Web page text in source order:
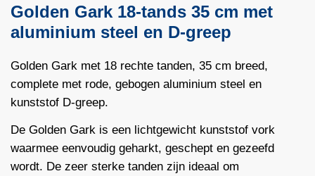
Golden Gark 18-tands 35 cm met
aluminium steel en D-greep
Golden Gark met 18 rechte tanden, 35 cm breed,
complete met rode, gebogen aluminium steel en
kunststof D-greep.
De Golden Gark is een lichtgewicht kunststof vork
waarmee eenvoudig geharkt, geschept en gezeefd
wordt. De zeer sterke tanden zijn ideaal om